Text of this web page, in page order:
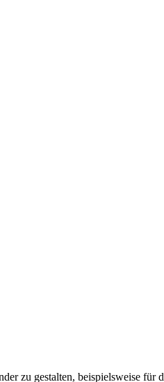
zu gestalten, beispielsweise für